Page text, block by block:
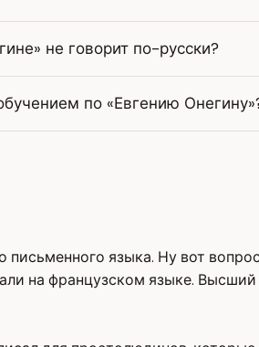
не говорит по-русски?
по «Евгению
языка. Ну вот
на французском языке. Высший